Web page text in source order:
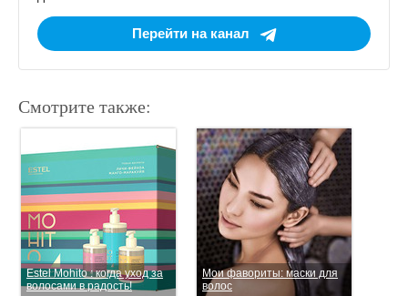
Перейти на канал
Смотрите также:
Estel Mohito : когда уход за
волосами в радость!
Мои фавориты: маски для
волос